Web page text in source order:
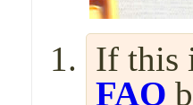
If this
FAQ